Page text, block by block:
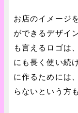
お店のイメージ
ができるデザイ
も言えるロゴは
にも長く使い続
に作るためには
らないという方